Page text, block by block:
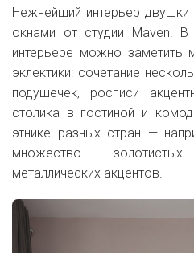
Нежнейший интерьер
окнами от студии Maven. В
интерьере можно заметить
эклектики: сочетание
подушечек, росписи
столика в гостиной и
этнике разных стран —
множество
металлических акцентов.